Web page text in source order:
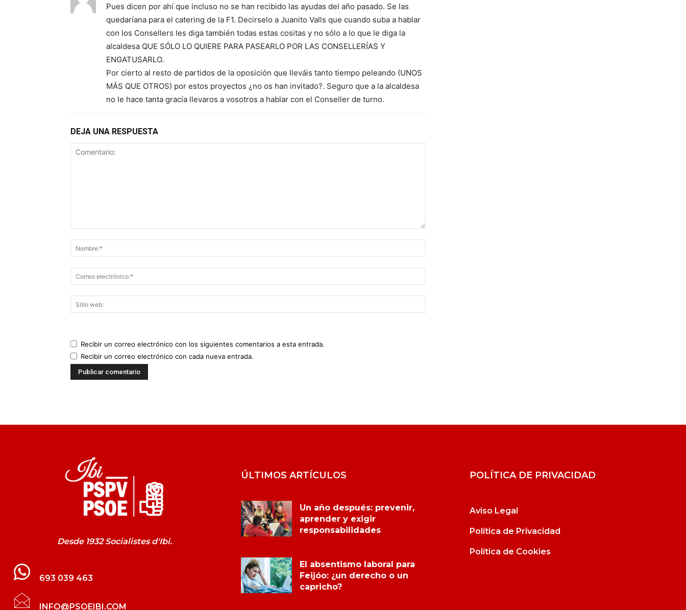
Pues dicen por ahí que incluso no se han recibido las ayudas del año pasado. Se las
quedaríana para el catering de la F1. Decirselo a Juanito Valls que cuando suba a hablar
con los Consellers les diga también todas estas cositas y no sólo a lo que le diga la
alcaldesa QUE SÓLO LO QUIERE PARA PASEARLO POR LAS CONSELLERÍAS Y
ENGATUSARLO.
Por cierto al resto de partidos de la oposición que lleváis tanto tiempo peleando (UNOS
MÁS QUE OTROS) por estos proyectos ¿no os han invitado?. Seguro que a la alcaldesa
no le hace tanta gracía llevaros a vosotros a hablar con el Conseller de turno.
DEJA UNA RESPUESTA
Recibir un correo electrónico con los siguientes comentarios a esta entrada.
Recibir un correo electrónico con cada nueva entrada.
Desde 1932 Socialistes d'Ibi.
693 039 463
INFO@PSOEIBI.COM
ÚLTIMOS ARTÍCULOS
Un año después: prevenir,
aprender y exigir
responsabilidades
El absentismo laboral para
Feijóo: ¿un derecho o un
capricho?
POLÍTICA DE PRIVACIDAD
Aviso Legal
Política de Privacidad
Política de Cookies